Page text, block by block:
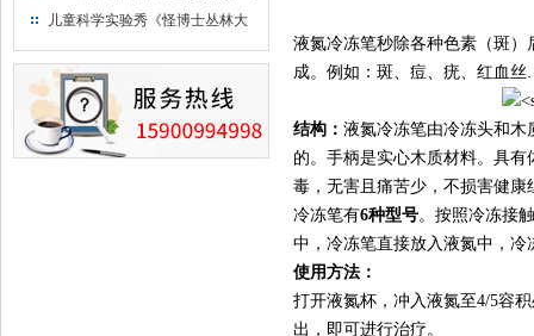
钢瓶存放标准
儿童科学实验秀《怪博士丛林大
及
液氮冷冻笔秒除各种色素（斑
成。例如：斑、痘、疣、红血
结构： 液氮冷冻笔由冷冻头和木
的。手柄是实心木质材料。 具有
毒，无害且痛苦少，不损害健康
冷冻笔有6种型号。按照冷冻接
中，冷冻笔直接放入液氮中，
使用方法：
打开液氮杯，冲入液氮至4/5容
出，即可进行治疗。